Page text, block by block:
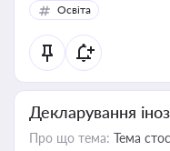
Освіта
Декларування
Про що тема: Тема